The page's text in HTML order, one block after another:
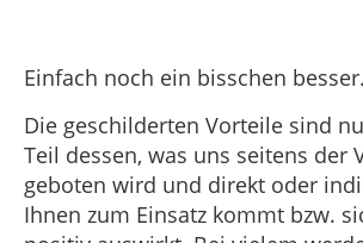
Einfach noch ein bisschen
Die geschilderten Vorteile sind
Teil dessen, was uns seitens der
geboten wird und direkt oder
Ihnen zum Einsatz kommt bzw.